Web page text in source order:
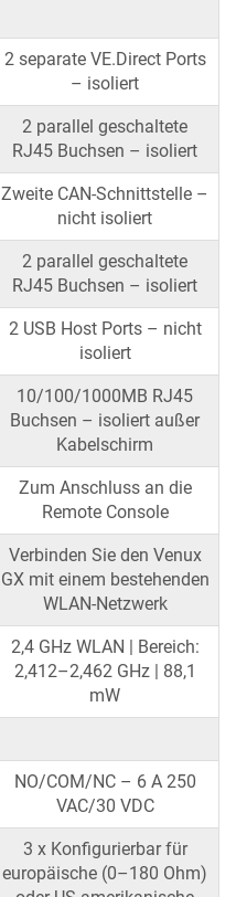
2 separate VE.Direct Ports
– isoliert
2 parallel geschaltete
RJ45 Buchsen – isoliert
Zweite CAN-Schnittstelle –
nicht isoliert
2 parallel geschaltete
RJ45 Buchsen – isoliert
2 USB Host Ports – nicht
isoliert
10/100/1000MB RJ45
Buchsen – isoliert außer
Kabelschirm
Zum Anschluss an die
Remote Console
Verbinden Sie den Venux
GX mit einem bestehenden
WLAN-Netzwerk
2,4 GHz WLAN | Bereich:
2,412–2,462 GHz | 88,1
mW
NO/COM/NC – 6 A 250
VAC/30 VDC
3 x Konfigurierbar für
europäische (0–180 Ohm)